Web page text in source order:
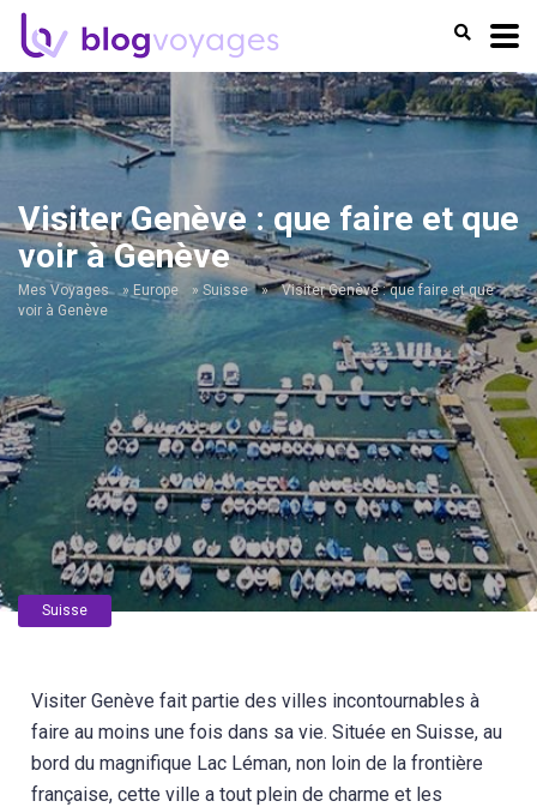
Visiter Genève : que faire et que
voir à Genève
Mes Voyages » Europe » Suisse » Visiter Genève : que faire et que
voir à Genève
Suisse
Visiter Genève fait partie des villes incontournables à
faire au moins une fois dans sa vie. Située en Suisse, au
bord du magnifique Lac Léman, non loin de la frontière
française, cette ville a tout plein de charme et les